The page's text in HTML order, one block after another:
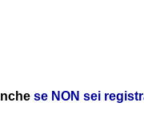
se NON sei